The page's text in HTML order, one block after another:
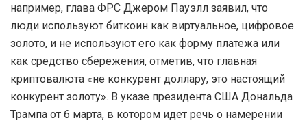
например, глава ФРС Джером Пауэлл заявил, что
люди используют биткоин как виртуальное, цифровое
золото, и не используют его как форму платежа или
как средство сбережения, отметив, что главная
криптовалюта «не конкурент доллару, это настоящий
конкурент золоту». В указе президента США Дональда
Трампа от 6 марта, в котором идет речь о намерении